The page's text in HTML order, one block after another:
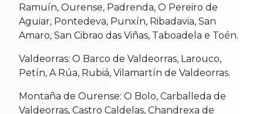
Ramuín, Ourense, Padrenda, O Pereiro de
Aguiar, Pontedeva, Punxín, Ribadavia, San
Amaro, San Cibrao das Viñas, Taboadela e Toén.
Valdeorras: O Barco de Valdeorras, Larouco,
Petín, A Rúa, Rubiá, Vilamartín de Valdeorras.
Montaña de Ourense: O Bolo, Carballeda de
Valdeorras, Castro Caldelas, Chandrexa de